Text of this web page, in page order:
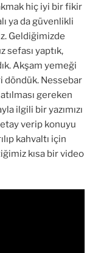
hiç iyi bir fikir
ya da güvenlikli
Geldiğimizde
sefası yaptık,
Akşam yemeği
döndük. Nessebar
gereken
ilgili bir yazımızı
verip konuyu
kahvaltı için
kısa bir video